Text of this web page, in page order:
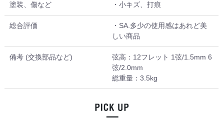
塗装、傷など ・小キズ、打痕
総合評価
・SA.多少の使用感はあれど美
しい商品
備考 (交換部品など)
弦高：12フレット 1弦/1.5mm 6
弦/2.0mm
総重量：3.5kg